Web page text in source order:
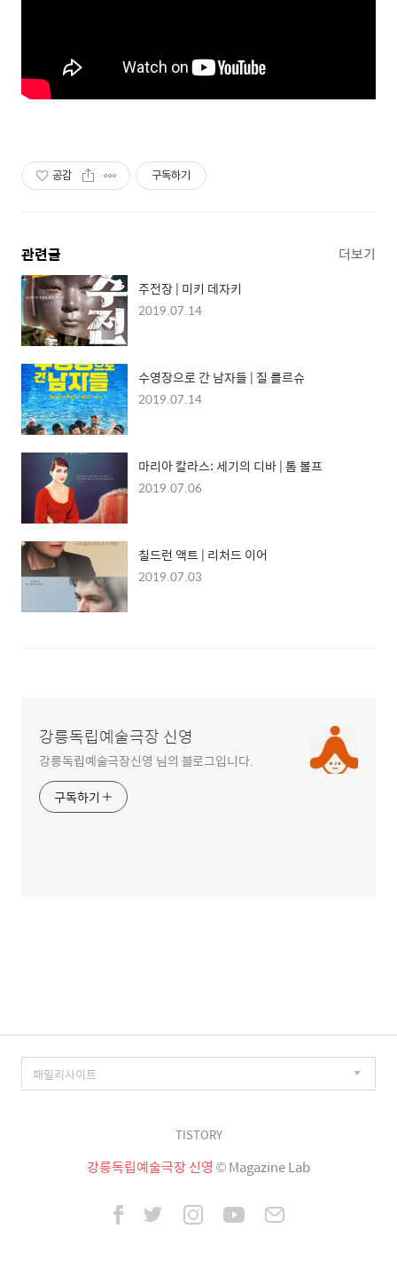
공감 구독하기
관련글 더보기
주전장 | 미키 데자키
2019.07.14
수영장으로 간 남자들 | 질 를르슈
2019.07.14
마리아 칼라스: 세기의 디바 | 톰 볼프
2019.07.06
칠드런 액트 | 리처드 이어
2019.07.03
강릉독립예술극장 신영
강릉독립예술극장신영 님의 블로그입니다.
구독하기
TISTORY
강릉독립예술극장 신영 © Magazine Lab